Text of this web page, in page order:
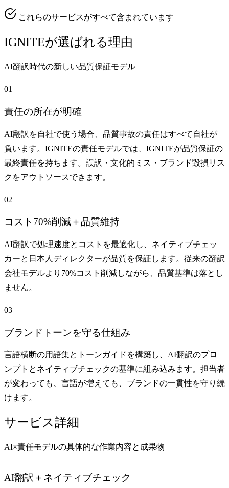
これらのサービスがすべて含まれています
IGNITEが選ばれる理由
AI翻訳時代の新しい品質保証モデル
01
責任の所在が明確
AI翻訳を自社で使う場合、品質事故の責任はすべて自社が
負います。IGNITEの責任モデルでは、IGNITEが品質保証の
最終責任を持ちます。誤訳・文化的ミス・ブランド毀損リス
クをアウトソースできます。
02
コスト70%削減＋品質維持
AI翻訳で処理速度とコストを最適化し、ネイティブチェッ
カーと日本人ディレクターが品質を保証します。従来の翻訳
会社モデルより70%コスト削減しながら、品質基準は落とし
ません。
03
ブランドトーンを守る仕組み
言語横断の用語集とトーンガイドを構築し、AI翻訳のプロ
ンプトとネイティブチェックの基準に組み込みます。担当者
が変わっても、言語が増えても、ブランドの一貫性を守り続
けます。
サービス詳細
AI×責任モデルの具体的な作業内容と成果物
AI翻訳＋ネイティブチェック